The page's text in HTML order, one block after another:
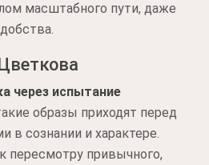
масштабного пути, даже
через испытание
образы приходят перед
сознании и характере.
пересмотру привычного,